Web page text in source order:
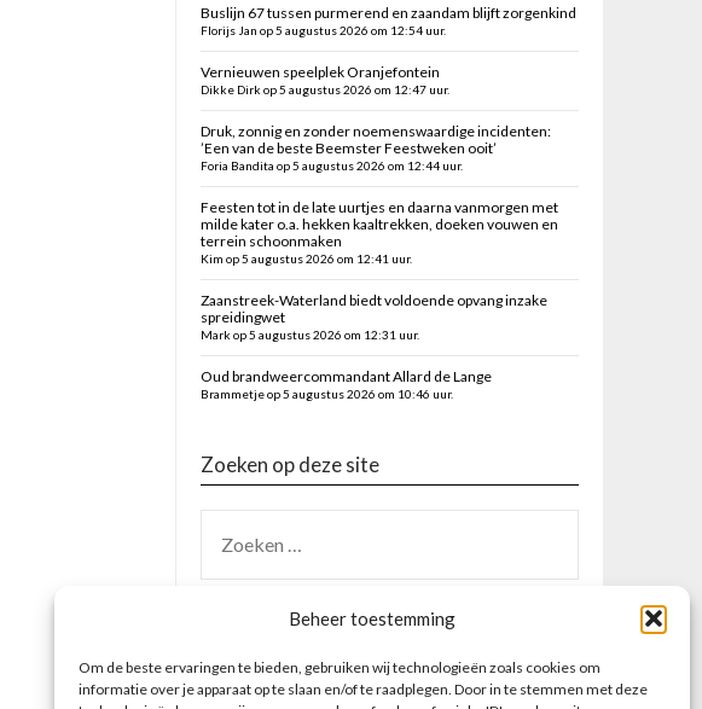
Beheer toestemming
Om de beste ervaringen te bieden, gebruiken wij technologieën zoals cookies om
informatie over je apparaat op te slaan en/of te raadplegen. Door in te stemmen met deze
Buslijn 67 tussen purmerend en zaandam blijft zorgenkind
Florijs Jan op 5 augustus 2026 om 12:54 uur.
Vernieuwen speelplek Oranjefontein
Dikke Dirk op 5 augustus 2026 om 12:47 uur.
Druk, zonnig en zonder noemenswaardige incidenten:
’Een van de beste Beemster Feestweken ooit’
Foria Bandita op 5 augustus 2026 om 12:44 uur.
Feesten tot in de late uurtjes en daarna vanmorgen met
milde kater o.a. hekken kaaltrekken, doeken vouwen en
terrein schoonmaken
Kim op 5 augustus 2026 om 12:41 uur.
Zaanstreek-Waterland biedt voldoende opvang inzake
spreidingwet
Mark op 5 augustus 2026 om 12:31 uur.
Oud brandweercommandant Allard de Lange
Brammetje op 5 augustus 2026 om 10:46 uur.
Zoeken op deze site